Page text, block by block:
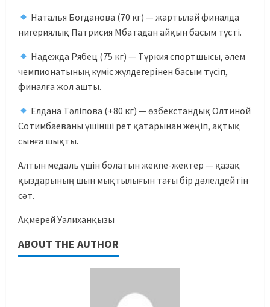
Наталья Богданова (70 кг) — жартылай финалда
нигериялық Патрисия Мбатадан айқын басым түсті.
Надежда Рябец (75 кг) — Түркия спортшысы, әлем
чемпионатының күміс жүлдегерінен басым түсіп,
финалға жол ашты.
Елдана Тәліпова (+80 кг) — өзбекстандық Олтиной
Сотимбаеваны үшінші рет қатарынан жеңіп, ақтық
сынға шықты.
Алтын медаль үшін болатын жекпе-жектер — қазақ
қыздарының шын мықтылығын тағы бір дәлелдейтін
сәт.
Ақмерей Уалиханқызы
ABOUT THE AUTHOR